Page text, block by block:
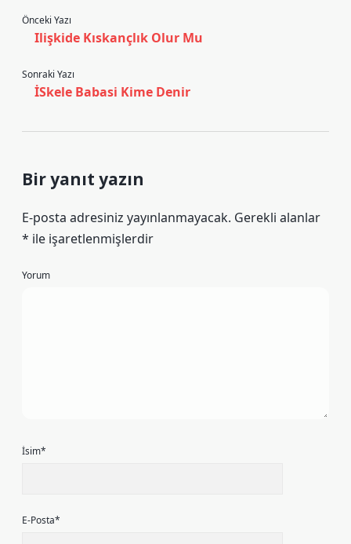
Önceki Yazı
Ilişkide Kıskançlık Olur Mu
Sonraki Yazı
İSkele Babasi Kime Denir
Bir yanıt yazın
E-posta adresiniz yayınlanmayacak. Gerekli alanlar
* ile işaretlenmişlerdir
Yorum
İsim*
E-Posta*